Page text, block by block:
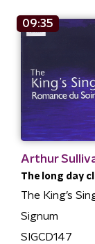
09:35
Arthur
The long day
The King’s
Signum
SIGCD147